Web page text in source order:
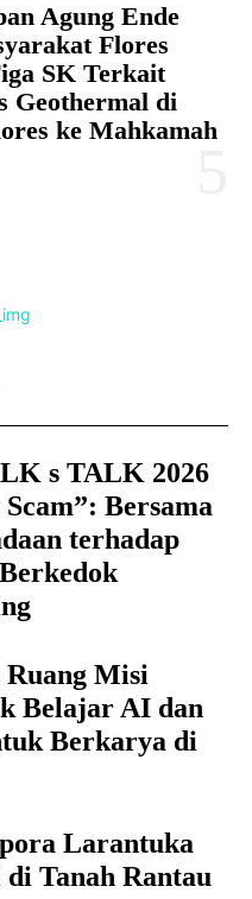
Agung Ende
Flores
SK Terkait
Geothermal di
ke Mahkamah
s TALK 2026
Bersama
terhadap
Misi
Belajar AI dan
Berkarya di
Larantuka
Tanah Rantau